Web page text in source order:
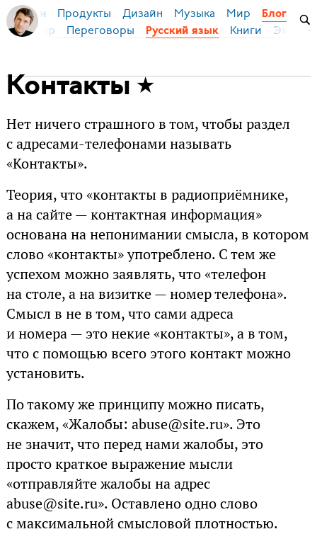
Бирман Продукты Дизайн Музыка Мир Блог
Мир Переговоры Русский язык Книги
Контакты
Нет ничего страшного в том, чтобы раздел
с адресами-телефонами называть
«Контакты».
Теория, что «контакты в радиоприёмнике,
а на сайте — контактная информация»
основана на непонимании смысла, в котором
слово «контакты» употреблено. С тем же
успехом можно заявлять, что «телефон
на столе, а на визитке — номер телефона».
Смысл в не в том, что сами адреса
и номера — это некие «контакты», а в том,
что с помощью всего этого контакт можно
установить.
По такому же принципу можно писать,
скажем, «Жалобы: abuse@site.ru». Это
не значит, что перед нами жалобы, это
просто краткое выражение мысли
«отправляйте жалобы на адрес
abuse@site.ru». Оставлено одно слово
с максимальной смысловой плотностью.